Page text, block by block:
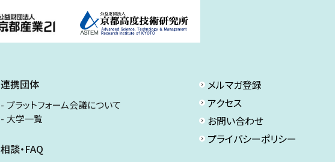
連携団体
プラットフォーム会議について
大学一覧
相談・FAQ
メルマガ登録
アクセス
お問い合わせ
プライバシーポリシー